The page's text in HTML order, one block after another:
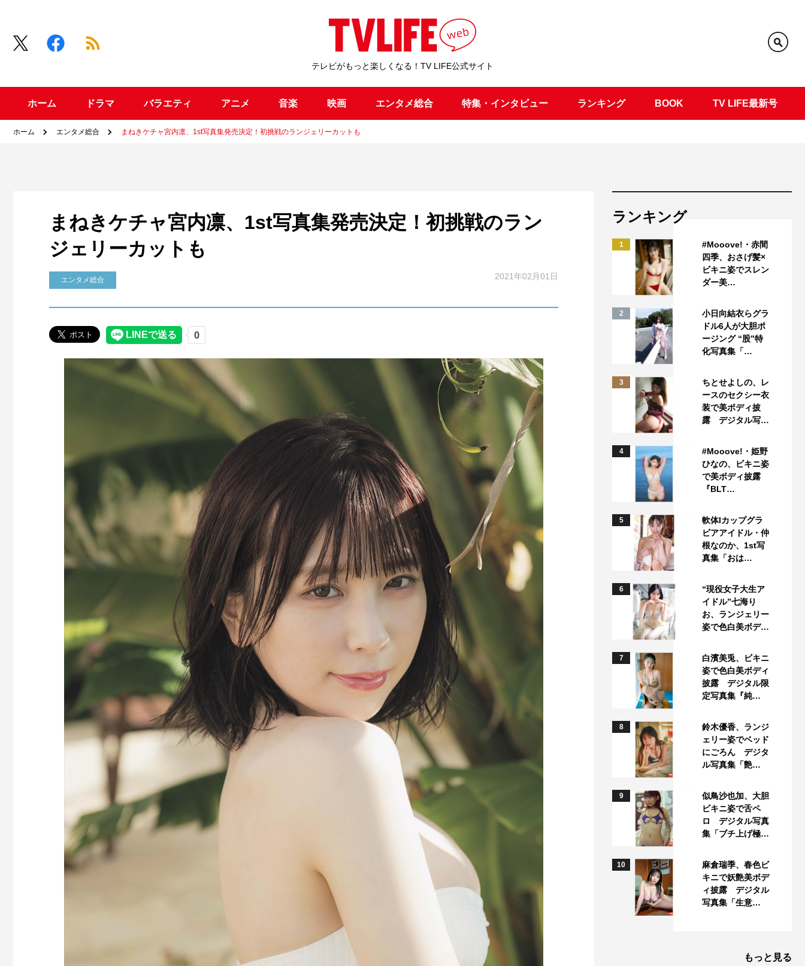
テレビがもっと楽しくなる！TV LIFE公式サイト
ホーム ドラマ バラエティ アニメ 音楽 映画 エンタメ総合 特集・インタビュー ランキング BOOK TV LIFE最新号
ホーム エンタメ総合 まねきケチャ宮内凛、1st写真集発売決定！初挑戦のランジェリーカットも
まねきケチャ宮内凛、1st写真集発売決定！初挑戦のラン
ジェリーカットも
エンタメ総合 2021年02月01日
ランキング
1
#Mooove!・赤間
四季、おさげ髪×
ビキニ姿でスレン
ダー美…
2
小日向結衣らグラ
ドル6人が大胆ポ
ージング “股”特
化写真集「…
3
ちとせよしの、レ
ースのセクシー衣
装で美ボディ披
露 デジタル写…
4
#Mooove!・姫野
ひなの、ビキニ姿
で美ボディ披露
『BLT…
5
軟体Iカップグラ
ビアアイドル・仲
根なのか、1st写
真集「おは…
6
“現役女子大生ア
イドル”七海り
お、ランジェリー
姿で色白美ボデ…
7
白濱美兎、ビキニ
姿で色白美ボディ
披露 デジタル限
定写真集『純…
8
鈴木優香、ランジ
ェリー姿でベッド
にごろん デジタ
ル写真集「艶…
9
似鳥沙也加、大胆
ビキニ姿で舌ペ
ロ デジタル写真
集「ブチ上げ極…
10
麻倉瑞季、春色ビ
キニで妖艶美ボデ
ィ披露 デジタル
写真集「生意…
もっと見る